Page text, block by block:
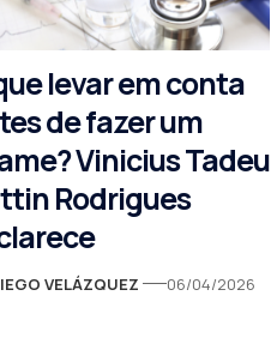
levar em conta
de fazer um
Vinicius Tadeu
Rodrigues
VELÁZQUEZ 06/04/2026